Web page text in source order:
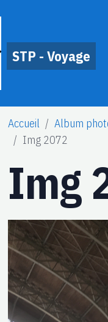
STP - Voyage
Accueil Album
Img 2072
Img